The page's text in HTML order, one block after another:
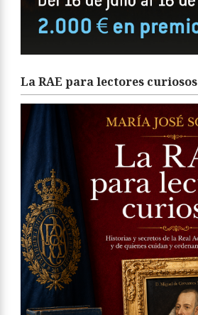
La RAE para lectores curiosos